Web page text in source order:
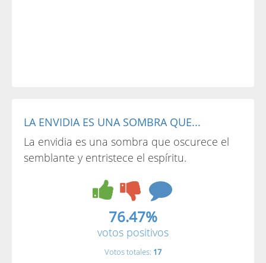
LA ENVIDIA ES UNA SOMBRA QUE...
La envidia es una sombra que oscurece el
semblante y entristece el espíritu.
76.47%
votos positivos
Votos totales: 17